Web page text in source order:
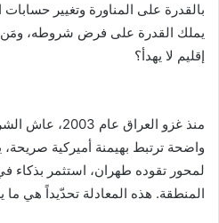
بالقدرة على المناورة وتغيير
يملك القدرة على فرض شروطه، ومَن
إقليم لا يهدأ؟
منذ غزو العراق
واضحة ترتبط بهيمنة أميركية
لمحور تقوده طهران، استثمر بذكاء
المنطقة. هذه المعادلة تحدّيداً هي ما